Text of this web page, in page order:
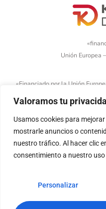
Valoramos tu
Usamos cookies para
mostrarle anuncios o
nuestro tráfico. Al hacer clic
consentimiento a nuestro uso
Personalizar
Unión Europea
«Financiado por la Unión
los puntos de vista y las
del autor o autores y no
Europea o la Comisión
Europea pueden ser